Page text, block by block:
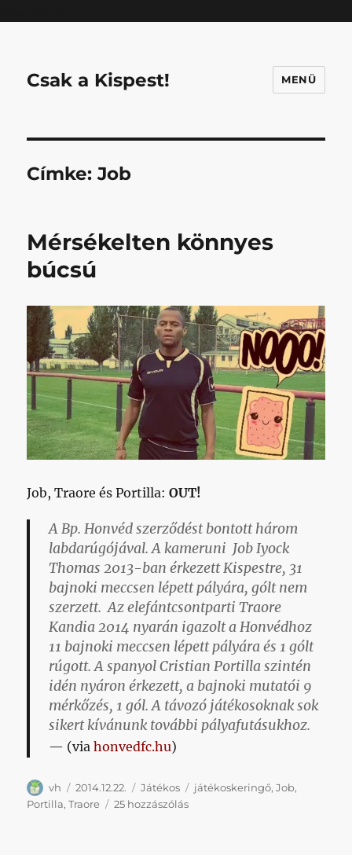
Csak a Kispest! MENÜ
Címke:Job
Mérsékelten könnyes
búcsú
Job, Traore és Portilla:OUT!
A Bp. Honvéd szerződést bontott három
labdarúgójával. A kameruni Job Iyock
Thomas 2013-ban érkezett Kispestre, 31
bajnoki meccsen lépett pályára, gólt nem
szerzett. Az elefántcsontparti Traore
Kandia 2014 nyarán igazolt a Honvédhoz
11 bajnoki meccsen lépett pályára és 1 gólt
rúgott. A spanyol Cristian Portilla szintén
idén nyáron érkezett, a bajnoki mutatói 9
mérkőzés, 1 gól.A távozó játékosoknak sok
sikert kívánunk további pályafutásukhoz.
(viahonvedfc.hu)
Szerző
vh Közzétéve
2014.12.22. Kategória
Játékos Címke
játékoskeringő,Job,
Portilla,Traore 25 hozzászólásMérsékelten